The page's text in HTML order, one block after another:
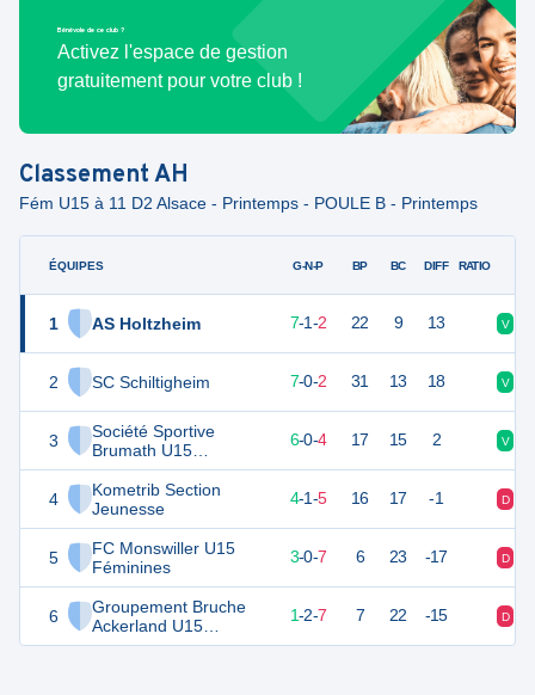
Bénévole de ce club ?
Activez l'espace de gestion
gratuitement pour votre club !
ClassementAH
Fém U15 à 11 D2 Alsace - Printemps - POULE B - Printemps
ÉQUIPES
1 AS Holtzheim
2 SC Schiltigheim
3
Société Sportive
Brumath U15
Féminines
4
Kometrib Section
Jeunesse
5
FC Monswiller U15
Féminines
6
Groupement Bruche
Ackerland U15
Féminines
G-N-P BP BC DIFF RATIO
7-1-2 22 9 13 V
7-0-2 31 13 18 V
18 6-0-4 17 15 2 V
13 4-1-5 16 17 -1 D
9 3-0-7 6 23 -17 D
5 1-2-7 7 22 -15 D